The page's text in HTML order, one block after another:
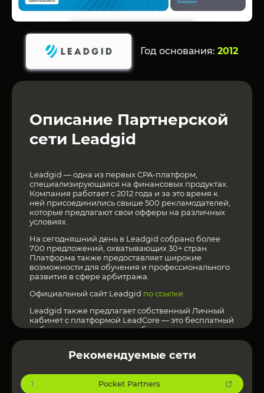
Год основания:2012
Описание Партнерской
сети Leadgid
Leadgid — одна из первых CPA-платформ,
специализирующаяся на финансовых продуктах.
Компания работает с 2012 года и за это время к
ней присоединились свыше 500 рекламодателей,
которые предлагают свои офферы на различных
условиях.
На сегодняшний день в Leadgid собрано более
700 предложений, охватывающих 30+ стран.
Платформа также предоставляет широкие
возможности для обучения и профессионального
развития в сфере арбитража.
Официальный сайт Leadgid по ссылке
Leadgid также предлагает собственный Личный
кабинет с платформой LeadCore — это бесплатный
набор инструментов для арбитражников.
Универсальный чекер
Рекомендуемые сети
1 Pocket Partners